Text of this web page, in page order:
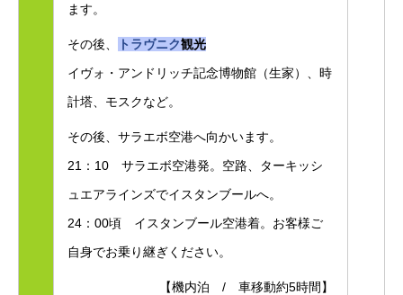
ます。
その後、 トラヴニク観光
イヴォ・アンドリッチ記念博物館（生家）、時
計塔、モスクなど。
その後、サラエボ空港へ向かいます。
21：10 サラエボ空港発。空路、ターキッシ
ュエアラインズでイスタンブールへ。
24：00頃 イスタンブール空港着。お客様ご
自身でお乗り継ぎください。
【機内泊 / 車移動約5時間】